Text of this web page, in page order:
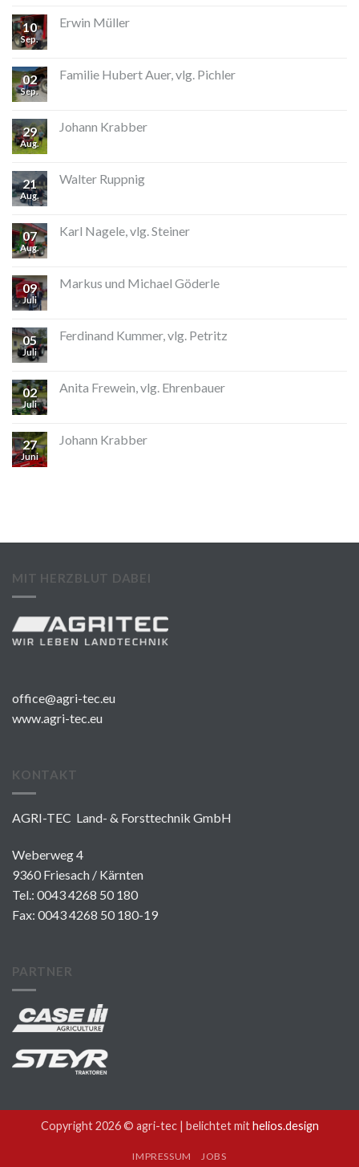
10
Sep.
Erwin Müller
02
Sep.
Familie Hubert Auer, vlg. Pichler
29
Aug.
Johann Krabber
21
Aug.
Walter Ruppnig
07
Aug.
Karl Nagele, vlg. Steiner
09
Juli
Markus und Michael Göderle
05
Juli
Ferdinand Kummer, vlg. Petritz
02
Juli
Anita Frewein, vlg. Ehrenbauer
27
Juni
Johann Krabber
MIT HERZBLUT DABEI
office@agri-tec.eu
www.agri-tec.eu
KONTAKT
AGRI-TEC Land- & Forsttechnik GmbH
Weberweg 4
9360 Friesach / Kärnten
Tel.: 0043 4268 50 180
Fax: 0043 4268 50 180-19
PARTNER
Copyright 2026 © agri-tec | belichtet mithelios.design
IMPRESSUM JOBS